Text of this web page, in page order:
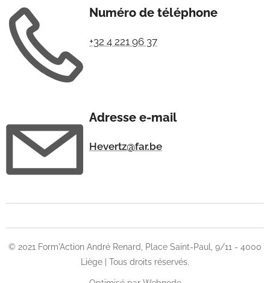
Numéro de téléphone
+32 4 221 96 37
Adresse e-mail
Hevertz@far.be
© 2021 Form'Action André Renard, Place Saint-Paul, 9/11 - 4000
Liège | Tous droits réservés.